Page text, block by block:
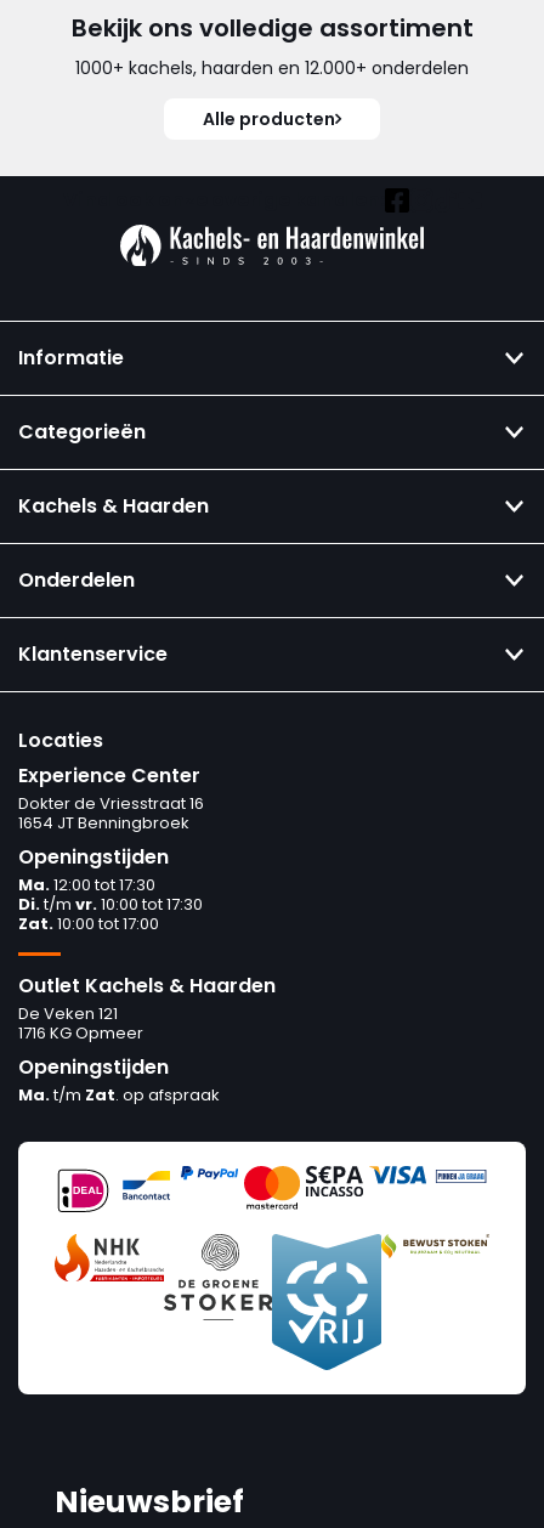
Bekijk ons volledige assortiment
1000+ kachels, haarden en 12.000+ onderdelen
Alle producten
Informatie
Categorieën
Kachels & Haarden
Onderdelen
Klantenservice
Locaties
Experience Center
Dokter de Vriesstraat 16
1654 JT Benningbroek
Openingstijden
Ma.12:00 tot 17:30
Di.t/m vr.10:00 tot 17:30
Zat.10:00 tot 17:00
Outlet Kachels & Haarden
De Veken 121
1716 KG Opmeer
Openingstijden
Ma.t/m Zat. op afspraak
Nieuwsbrief